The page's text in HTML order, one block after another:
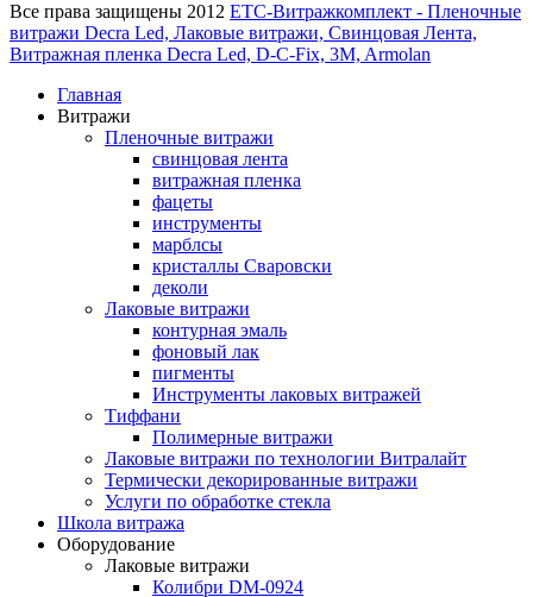
Все права защищены 2012 ЕТС-Витражкомплект - Пленочные
витражи Decra Led, Лаковые витражи, Свинцовая Лента,
Витражная пленка Decra Led, D-C-Fix, 3M, Armolan
Главная
Витражи
Пленочные витражи
свинцовая лента
витражная пленка
фацеты
инструменты
марблсы
кристаллы Сваровски
деколи
Лаковые витражи
контурная эмаль
фоновый лак
пигменты
Инструменты лаковых витражей
Тиффани
Полимерные витражи
Лаковые витражи по технологии Витралайт
Термически декорированные витражи
Услуги по обработке стекла
Школа витража
Оборудование
Лаковые витражи
Колибри DM-0924